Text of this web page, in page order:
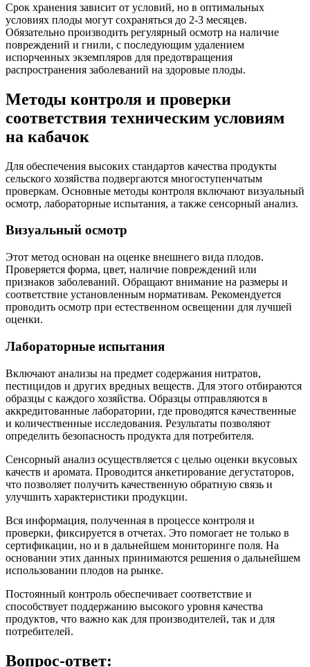
Срок хранения зависит от условий, но в оптимальных
условиях плоды могут сохраняться до 2-3 месяцев.
Обязательно производить регулярный осмотр на наличие
повреждений и гнили, с последующим удалением
испорченных экземпляров для предотвращения
распространения заболеваний на здоровые плоды.
Методы контроля и проверки
соответствия техническим условиям
на кабачок
Для обеспечения высоких стандартов качества продукты
сельского хозяйства подвергаются многоступенчатым
проверкам. Основные методы контроля включают визуальный
осмотр, лабораторные испытания, а также сенсорный анализ.
Визуальный осмотр
Этот метод основан на оценке внешнего вида плодов.
Проверяется форма, цвет, наличие повреждений или
признаков заболеваний. Обращают внимание на размеры и
соответствие установленным нормативам. Рекомендуется
проводить осмотр при естественном освещении для лучшей
оценки.
Лабораторные испытания
Включают анализы на предмет содержания нитратов,
пестицидов и других вредных веществ. Для этого отбираются
образцы с каждого хозяйства. Образцы отправляются в
аккредитованные лаборатории, где проводятся качественные
и количественные исследования. Результаты позволяют
определить безопасность продукта для потребителя.
Сенсорный анализ осуществляется с целью оценки вкусовых
качеств и аромата. Проводится анкетирование дегустаторов,
что позволяет получить качественную обратную связь и
улучшить характеристики продукции.
Вся информация, полученная в процессе контроля и
проверки, фиксируется в отчетах. Это помогает не только в
сертификации, но и в дальнейшем мониторинге поля. На
основании этих данных принимаются решения о дальнейшем
использовании плодов на рынке.
Постоянный контроль обеспечивает соответствие и
способствует поддержанию высокого уровня качества
продуктов, что важно как для производителей, так и для
потребителей.
Вопрос-ответ: